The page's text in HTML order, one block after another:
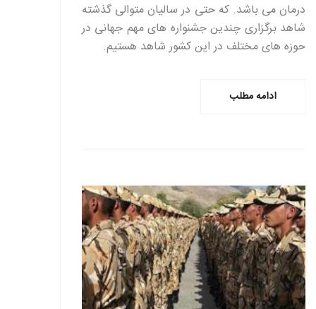
درمان می باشد. که حتی در سالیان متوالی گذشته
شاهد برگزاری چندین جشنواره های مهم جهانی در
حوزه های مختلف در این کشور شاهد هستیم.
ادامه مطلب